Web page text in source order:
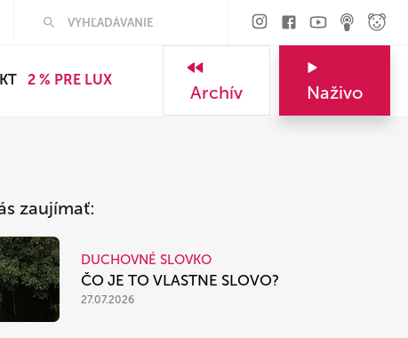
2 % PRE LUX
Archív Naživo
zaujímať:
DUCHOVNÉ SLOVKO
ČO JE TO VLASTNE SLOVO?
27.07.2026